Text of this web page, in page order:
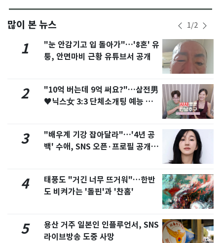
많이 본 뉴스 1/2
1
"눈 안감기고 입 돌아가"…'8혼' 유
퉁, 안면마비 근황 유튜브서 공개
2
"10억 버는데 9억 써요?"…삼전男
♥닉스女 3:3 단체소개팅 예능 화
3
"배우계 기강 잡아달라"…'4년 공
백' 수애, SNS 오픈·프로필 공개
4
태풍도 "거긴 너무 뜨거워"…한반
도 비켜가는 '돌핀'과 '찬홈'
5
용산 거주 일본인 인플루언서, SNS
라이브방송 도중 사망